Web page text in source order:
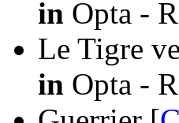
in Opta -
Le Tigre
in Opta -